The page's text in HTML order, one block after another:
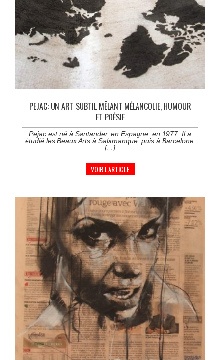
PEJAC: UN ART SUBTIL MÊLANT MÉLANCOLIE, HUMOUR
ET POÉSIE
Pejac est né à Santander, en Espagne, en 1977. Il a
étudié les Beaux Arts à Salamanque, puis à Barcelone.
[…]
VOIR L'ARTICLE